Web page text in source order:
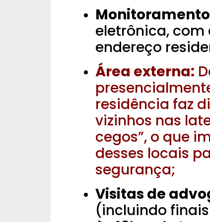
eletrônica,
endereço
Área externa:
residência faz
vizinhos nas
cegos”, o que
desses locais
segurança;
Visitas de
(incluindo